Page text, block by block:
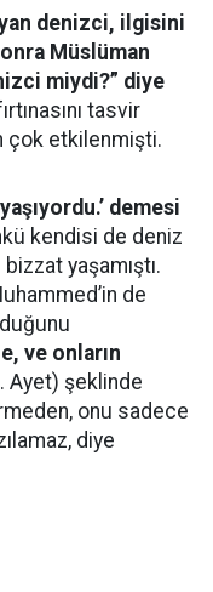
denizci, ilgisini
Müslüman
miydi?” diye
tasvir
çok etkilenmişti.
demesi
kendisi de deniz
yaşamıştı.
de
ve onların
Ayet) şeklinde
onu sadece
diye